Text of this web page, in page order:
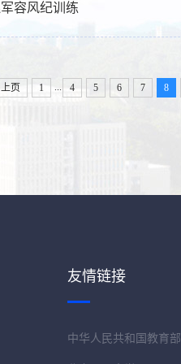
容风纪训练
上页 1 4 5 6 7 8
友情链接
中华人民共和国教育部